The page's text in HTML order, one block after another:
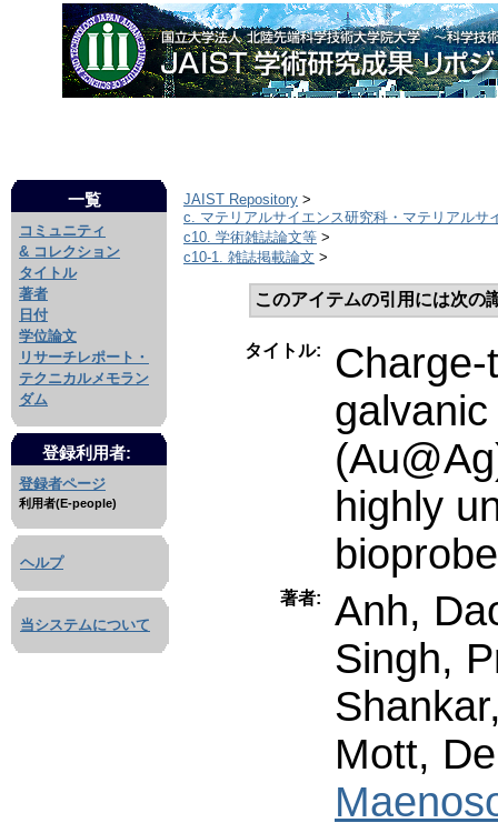
一覧
コミュニティ
& コレクション
タイトル
著者
日付
学位論文
リサーチレポート・
テクニカルメモラン
ダム
登録利用者:
登録者ページ
利用者(E-people)
ヘルプ
当システムについて
JAIST Repository >
c. マテリアルサイエンス研究科・マテリアルサ
c10. 学術雑誌論文等 >
c10-1. 雑誌掲載論文 >
このアイテムの引用には次の
タイトル:
highly
著者:
Anh,
Singh,
Mott,